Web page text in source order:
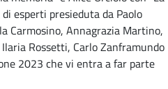
esperti presieduta da Paolo
Carmosino, Annagrazia Martino,
Rossetti, Carlo Zanframundo
2023 che vi entra a far parte